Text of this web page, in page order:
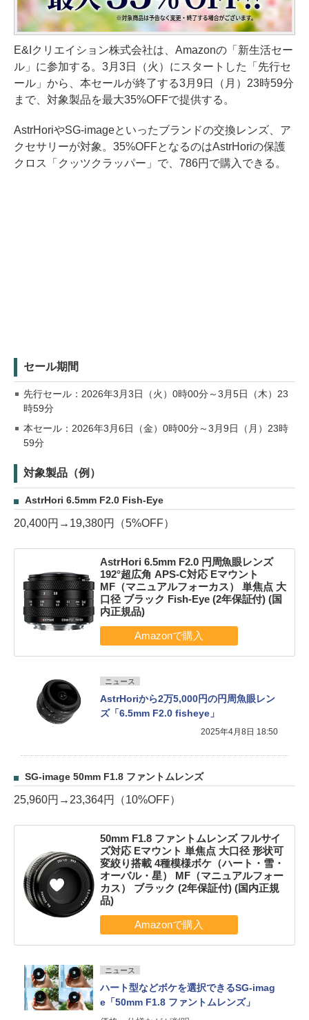
E&Iクリエイション株式会社は、Amazonの「新生活セー
ル」に参加する。3月3日（火）にスタートした「先行セ
ール」から、本セールが終了する3月9日（月）23時59分
まで、対象製品を最大35%OFFで提供する。
AstrHoriやSG-imageといったブランドの交換レンズ、ア
クセサリーが対象。35%OFFとなるのはAstrHoriの保護
クロス「クッツクラッパー」で、786円で購入できる。
セール期間
先行セール：2026年3月3日（火）0時00分～3月5日（木）23
時59分
本セール：2026年3月6日（金）0時00分～3月9日（月）23時
59分
対象製品（例）
AstrHori 6.5mm F2.0 Fish-Eye
20,400円→19,380円（5%OFF）
AstrHori 6.5mm F2.0 円周魚眼レンズ
192°超広角 APS-C対応 Eマウント
MF（マニュアルフォーカス） 単焦点 大
口径 ブラック Fish-Eye (2年保証付) (国
内正規品)
ニュース
AstrHoriから2万5,000円の円周魚眼レン
ズ「6.5mm F2.0 fisheye」
2025年4月8日 18:50
SG-image 50mm F1.8 ファントムレンズ
25,960円→23,364円（10%OFF）
50mm F1.8 ファントムレンズ フルサイ
ズ対応 Eマウント 単焦点 大口径 形状可
変絞り搭載 4種模様ボケ（ハート・雪・
オーバル・星） MF（マニュアルフォー
カス） ブラック (2年保証付) (国内正規
品)
ニュース
ハート型などボケを選択できるSG-imag
e「50mm F1.8 ファントムレンズ」